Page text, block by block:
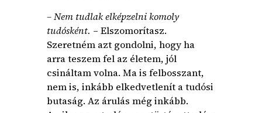
– Nem tudlak elképzelni komoly
tudósként. – Elszomorítasz.
Szeretném azt gondolni, hogy ha
arra teszem fel az életem, jól
csináltam volna. Ma is felbosszant,
nem is, inkább elkedvetlenít a tudósi
butaság. Az árulás még inkább.